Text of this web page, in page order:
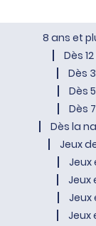
8 ans et
Dès
Dès
Dès
Dès
Dès la
Jeux
Jeux
Jeux
Jeux
Jeux